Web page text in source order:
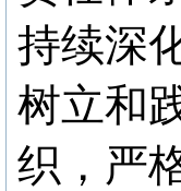
持续深
树立和
织，严